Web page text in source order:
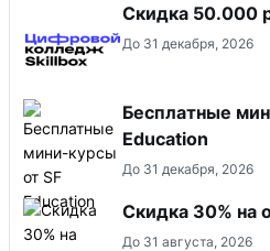
Скидка 50.000
До 31 декабря, 2026
Бесплатные
Education
До 31 декабря, 2026
Скидка 30% на
До 31 августа, 2026